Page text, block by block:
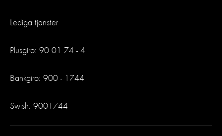
Lediga tjänster
Plusgiro: 90 01 74 - 4
Bankgiro: 900 - 1744
Swish: 9001744